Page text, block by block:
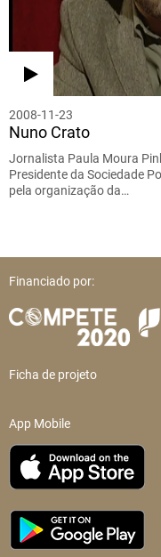
2008-11-23
Nuno Crato
Jornalista Paula Moura
Presidente da Sociedade
pela organização da…
Financiado por:
Ficha de projeto
App Mobile